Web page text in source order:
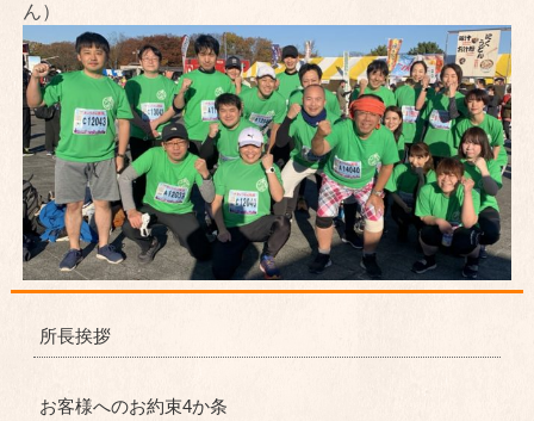
ん）
所長挨拶
お客様へのお約束4か条